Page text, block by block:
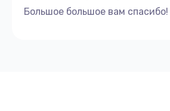
Большое большое вам спасибо!